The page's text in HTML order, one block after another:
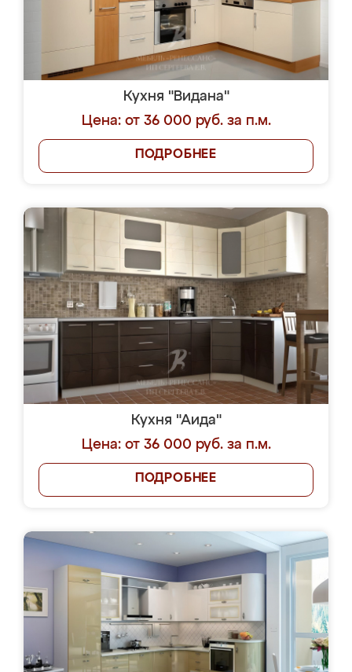
Кухня "Видана"
Цена: от 36 000 руб. за п.м.
ПОДРОБНЕЕ
Кухня "Аида"
Цена: от 36 000 руб. за п.м.
ПОДРОБНЕЕ